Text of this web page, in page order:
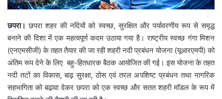
छपरा। छपरा शहर की नदियों को स्वच्छ, सुरक्षित और पर्यावरणीय रूप से समृद्ध
बनाने की दिशा में एक महत्वपूर्ण कदम उठाया गया है। राष्ट्रीय स्वच्छ गंगा मिशन
(एनएमसीजी) के तहत तैयार की जा रही शहरी नदी प्रबंधन योजना (यूआरएमपी) को
अंतिम रूप देने के लिए बहु-हितधारक बैठक आयोजित की गई। इस योजना के तहत
नदी तटों का विकास, बाढ़ सुरक्षा, ठोस एवं तरल अपशिष्ट प्रबंधन तथा नागरिक
सहभागिता को बढ़ावा देकर छपरा को एक स्वच्छ और सतत शहरी मॉडल के रूप में